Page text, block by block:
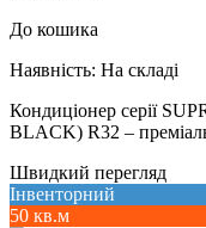
До кошика
Наявність: На складі
Кондиціонер серії
BLACK) R32 –
Швидкий перегляд
Інвенторний
50 кв.м